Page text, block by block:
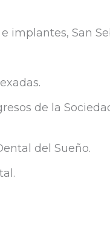
San
de la
del Sueño.